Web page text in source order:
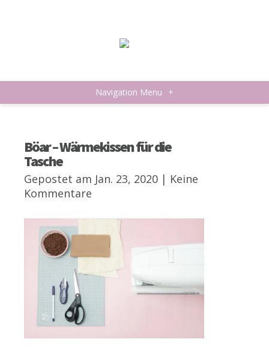
Navigation Menu +
Böar – Wärmekissen für die
Tasche
Gepostet am Jan. 23, 2020 | Keine
Kommentare